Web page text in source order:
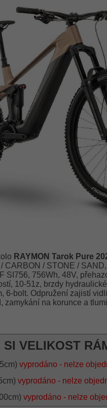
RAYMON Tarok Pure
CARBON / STONE /
SI756, 756Wh, 48V,
10-51z, brzdy
6-bolt. Odpružení zajistí
zamykání na korunce a
SI VELIKOST
vyprodáno - nelze
vyprodáno - nelze
vyprodáno - nelze